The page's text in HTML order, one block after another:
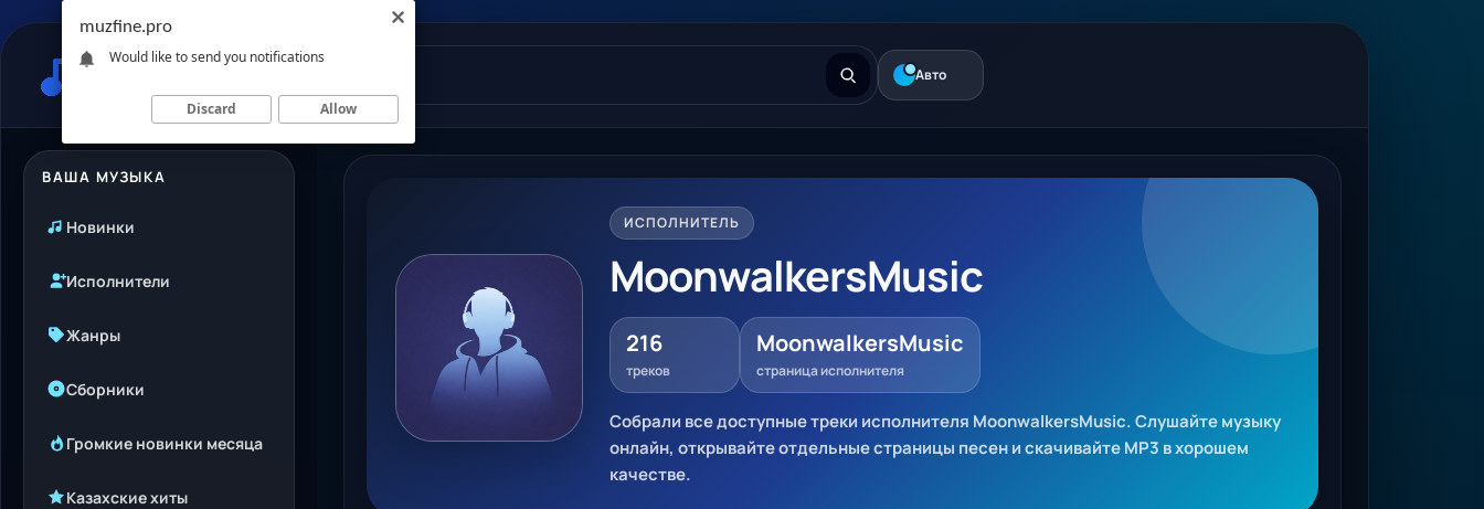
Авто
ВАША МУЗЫКА
Новинки
Исполнители
Жанры
Сборники
Громкие новинки месяца
Казахские хиты
ИСПОЛНИТЕЛЬ
MoonwalkersMusic
216
треков
MoonwalkersMusic
страница исполнителя
Собрали все доступные треки исполнителя MoonwalkersMusic. Слушайте музыку
онлайн, открывайте отдельные страницы песен и скачивайте MP3 в хорошем
качестве.
muzfine.pro
Would like to send you notifications
Discard Allow